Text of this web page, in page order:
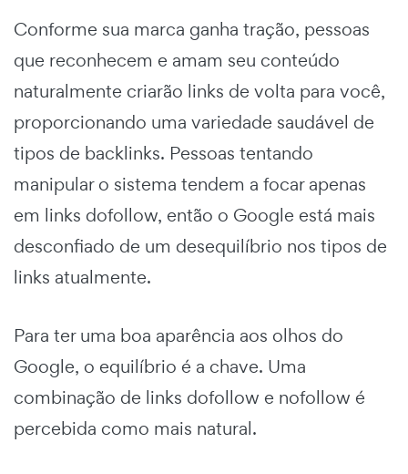
Conforme sua marca ganha tração, pessoas
que reconhecem e amam seu conteúdo
naturalmente criarão links de volta para você,
proporcionando uma variedade saudável de
tipos de backlinks. Pessoas tentando
manipular o sistema tendem a focar apenas
em links dofollow, então o Google está mais
desconfiado de um desequilíbrio nos tipos de
links atualmente.
Para ter uma boa aparência aos olhos do
Google, o equilíbrio é a chave. Uma
combinação de links dofollow e nofollow é
percebida como mais natural.